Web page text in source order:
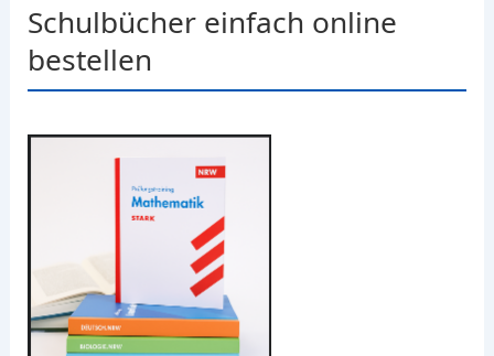
Schulbücher einfach online
bestellen